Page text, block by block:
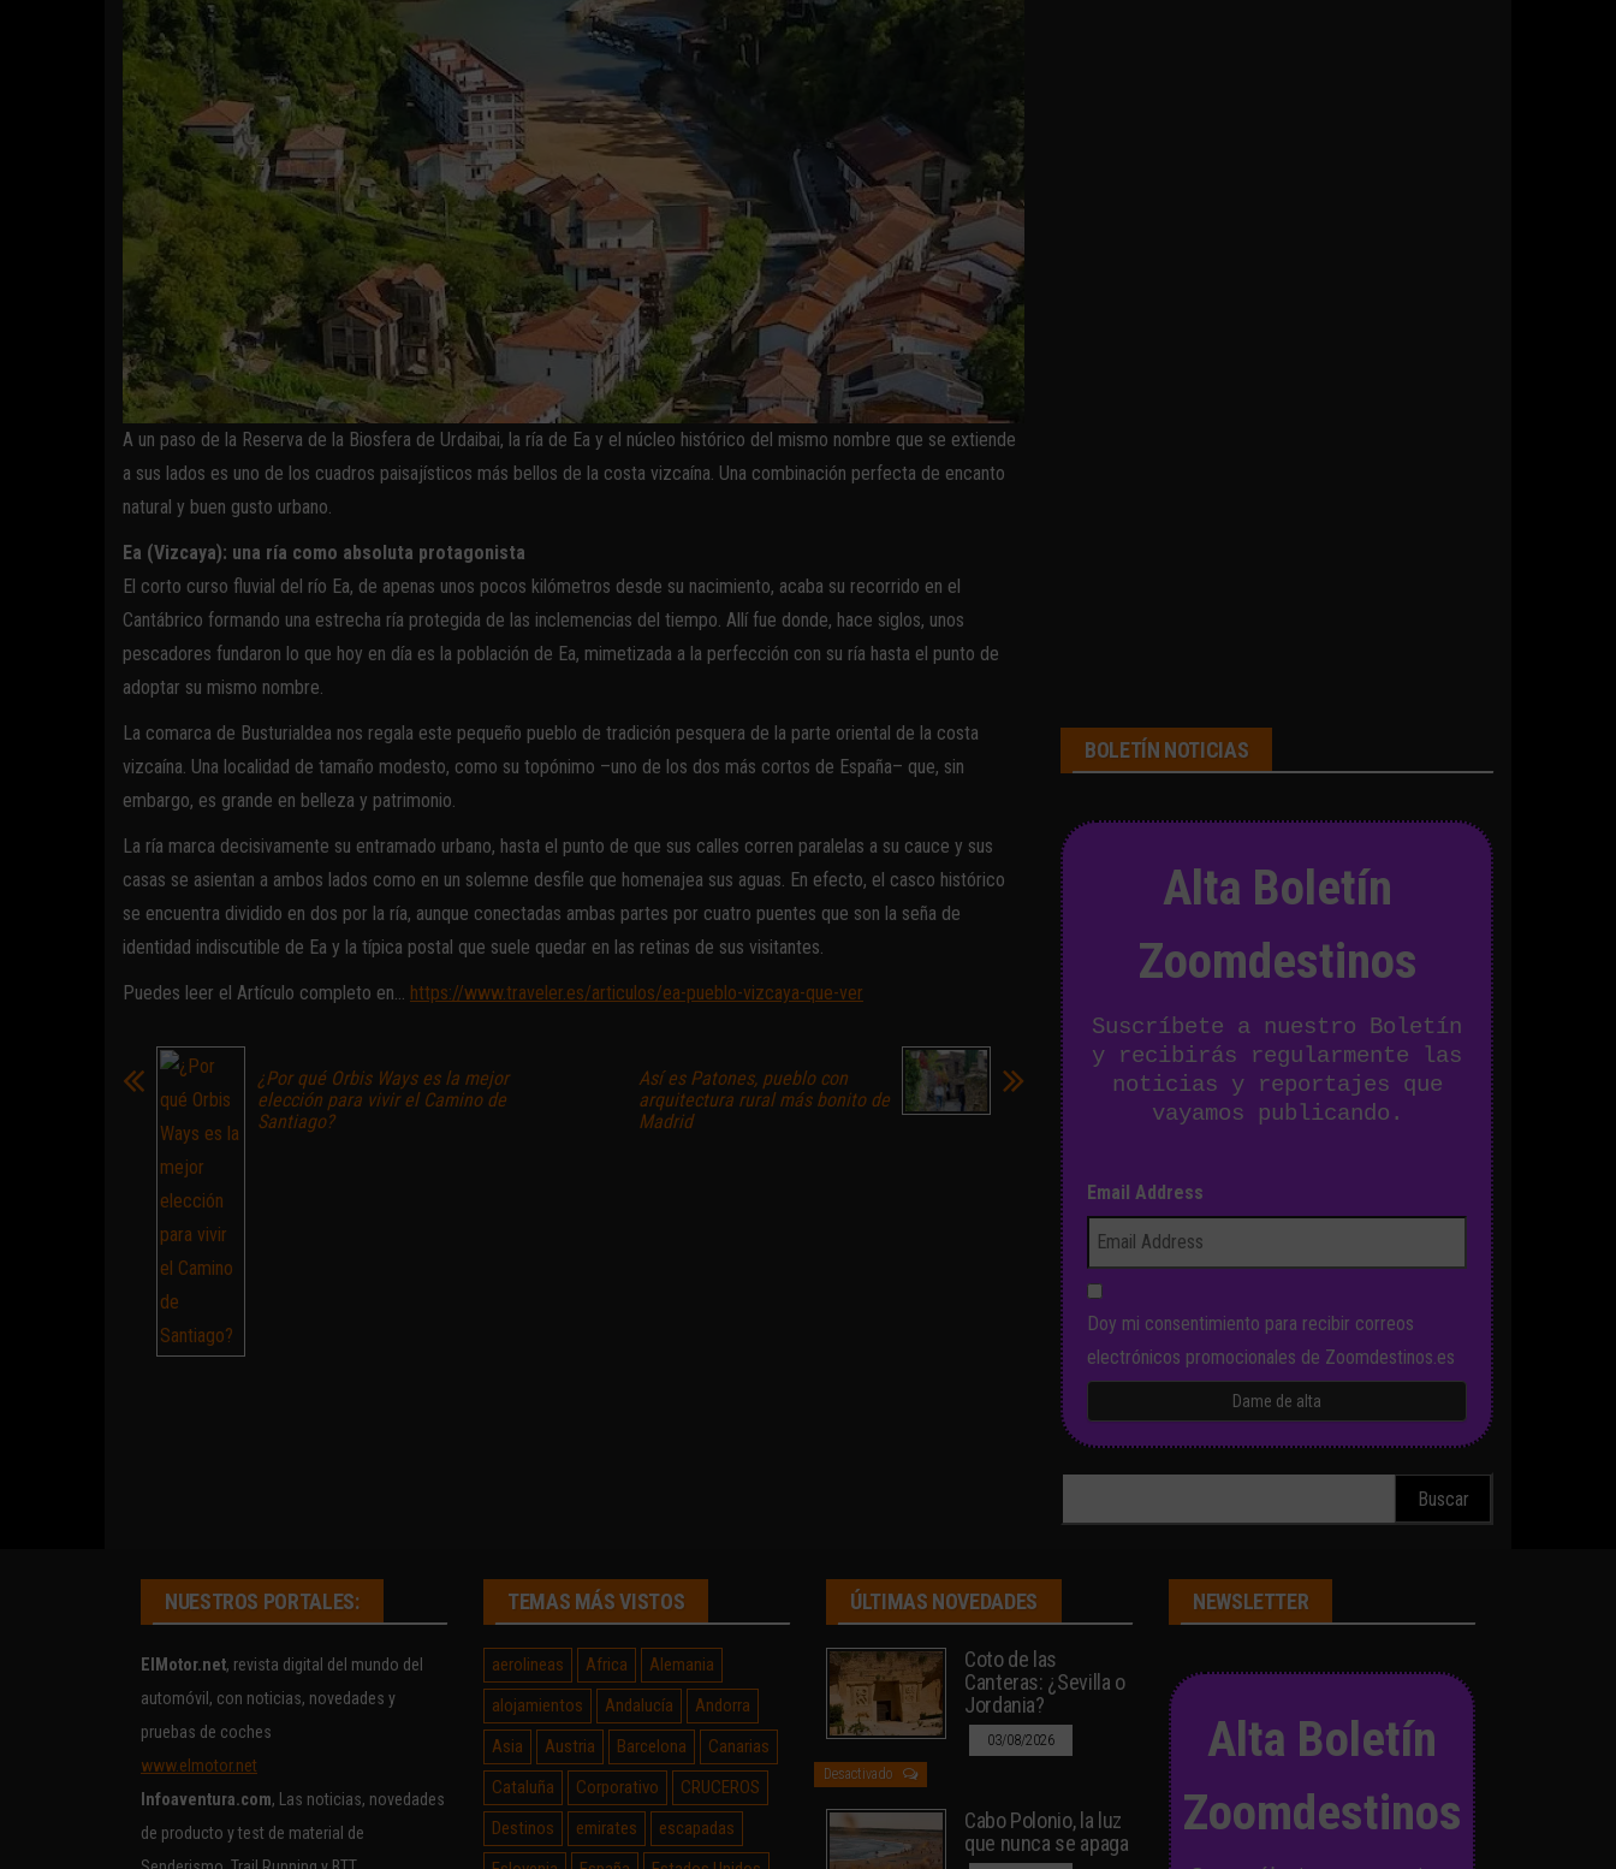
A un paso de la Reserva de la Biosfera de Urdaibai, la ría de Ea y el núcleo histórico del mismo nombre que se extiende
a sus lados es uno de los cuadros paisajísticos más bellos de la costa vizcaína. Una combinación perfecta de encanto
natural y buen gusto urbano.
Ea (Vizcaya): una ría como absoluta protagonista
El corto curso fluvial del río Ea, de apenas unos pocos kilómetros desde su nacimiento, acaba su recorrido en el
Cantábrico formando una estrecha ría protegida de las inclemencias del tiempo. Allí fue donde, hace siglos, unos
pescadores fundaron lo que hoy en día es la población de Ea, mimetizada a la perfección con su ría hasta el punto de
adoptar su mismo nombre.
La comarca de Busturialdea nos regala este pequeño pueblo de tradición pesquera de la parte oriental de la costa
vizcaína. Una localidad de tamaño modesto, como su topónimo –uno de los dos más cortos de España– que, sin
embargo, es grande en belleza y patrimonio.
La ría marca decisivamente su entramado urbano, hasta el punto de que sus calles corren paralelas a su cauce y sus
casas se asientan a ambos lados como en un solemne desfile que homenajea sus aguas. En efecto, el casco histórico
se encuentra dividido en dos por la ría, aunque conectadas ambas partes por cuatro puentes que son la seña de
identidad indiscutible de Ea y la típica postal que suele quedar en las retinas de sus visitantes.
Puedes leer el Artículo completo en… https://www.traveler.es/articulos/ea-pueblo-vizcaya-que-ver
¿Por qué Orbis Ways es la mejor
elección para vivir el Camino de
Santiago?
Así es Patones, pueblo con
arquitectura rural más bonito de
Madrid
BOLETÍN NOTICIAS
Alta Boletín
Zoomdestinos
Suscríbete a nuestro Boletín
y recibirás regularmente las
noticias y reportajes que
vayamos publicando.
Email Address
Doy mi consentimiento para recibir correos
electrónicos promocionales de Zoomdestinos.es
NUESTROS PORTALES:
ElMotor.net, revista digital del mundo del
automóvil, con noticias, novedades y
pruebas de coches
www.elmotor.net
Infoaventura.com, Las noticias, novedades
de producto y test de material de
TEMAS MÁS VISTOS
aerolineas Africa
Alemania
alojamientos
Andalucía
Andorra
Asia
Austria Barcelona
Canarias
Cataluña
Corporativo
CRUCEROS
Destinos
emirates
escapadas
ÚLTIMAS NOVEDADES
Coto de las
Canteras: ¿Sevilla o
Jordania?
03/08/2026
Desactivado
Cabo Polonio, la luz
que nunca se apaga
NEWSLETTER
Alta Boletín
Zoomdestinos